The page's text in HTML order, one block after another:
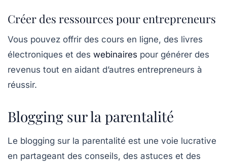
Créer des ressources pour entrepreneurs
Vous pouvez offrir des cours en ligne, des livres
électroniques et des webinaires pour générer des
revenus tout en aidant d’autres entrepreneurs à
réussir.
Blogging sur la parentalité
Le blogging sur la parentalité est une voie lucrative
en partageant des conseils, des astuces et des